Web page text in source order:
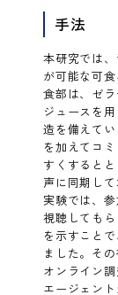
手法
本研究では
が可能な可
食部は、ゼ
ジュースを
造を備えて
を加えてコ
すくすると
声に同期し
実験では、
視聴しても
を示すこと
ました。そ
オンライン
エージェン